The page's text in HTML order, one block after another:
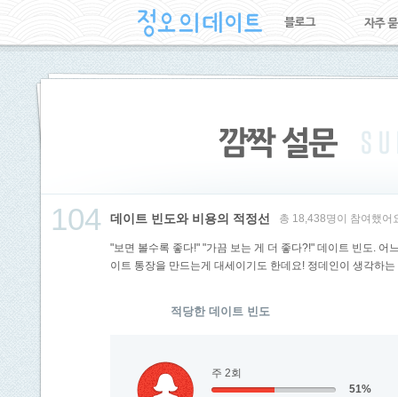
104 데이트 빈도와 비용의 적정선 총 18,438명이 참여했어
"보면 볼수록 좋다!" "가끔 보는 게 더 좋다?!" 데이트 빈도.
이트 통장을 만드는게 대세이기도 한데요! 정데인이 생각하
적당한 데이트 빈도
주 2회
51%